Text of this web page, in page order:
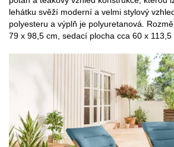
lehátku svěží moderní a velmi stylový
polyesteru a výplň je polyuretanová.
79 x 98,5 cm, sedací plocha cca 60 x 113,5